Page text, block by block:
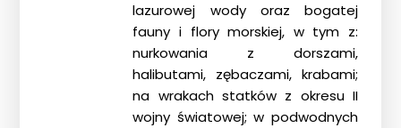
lazurowej wody oraz bogatej
fauny i flory morskiej, w tym z:
nurkowania z dorszami,
halibutami, zębaczami, krabami;
na wrakach statków z okresu II
wojny światowej; w podwodnych